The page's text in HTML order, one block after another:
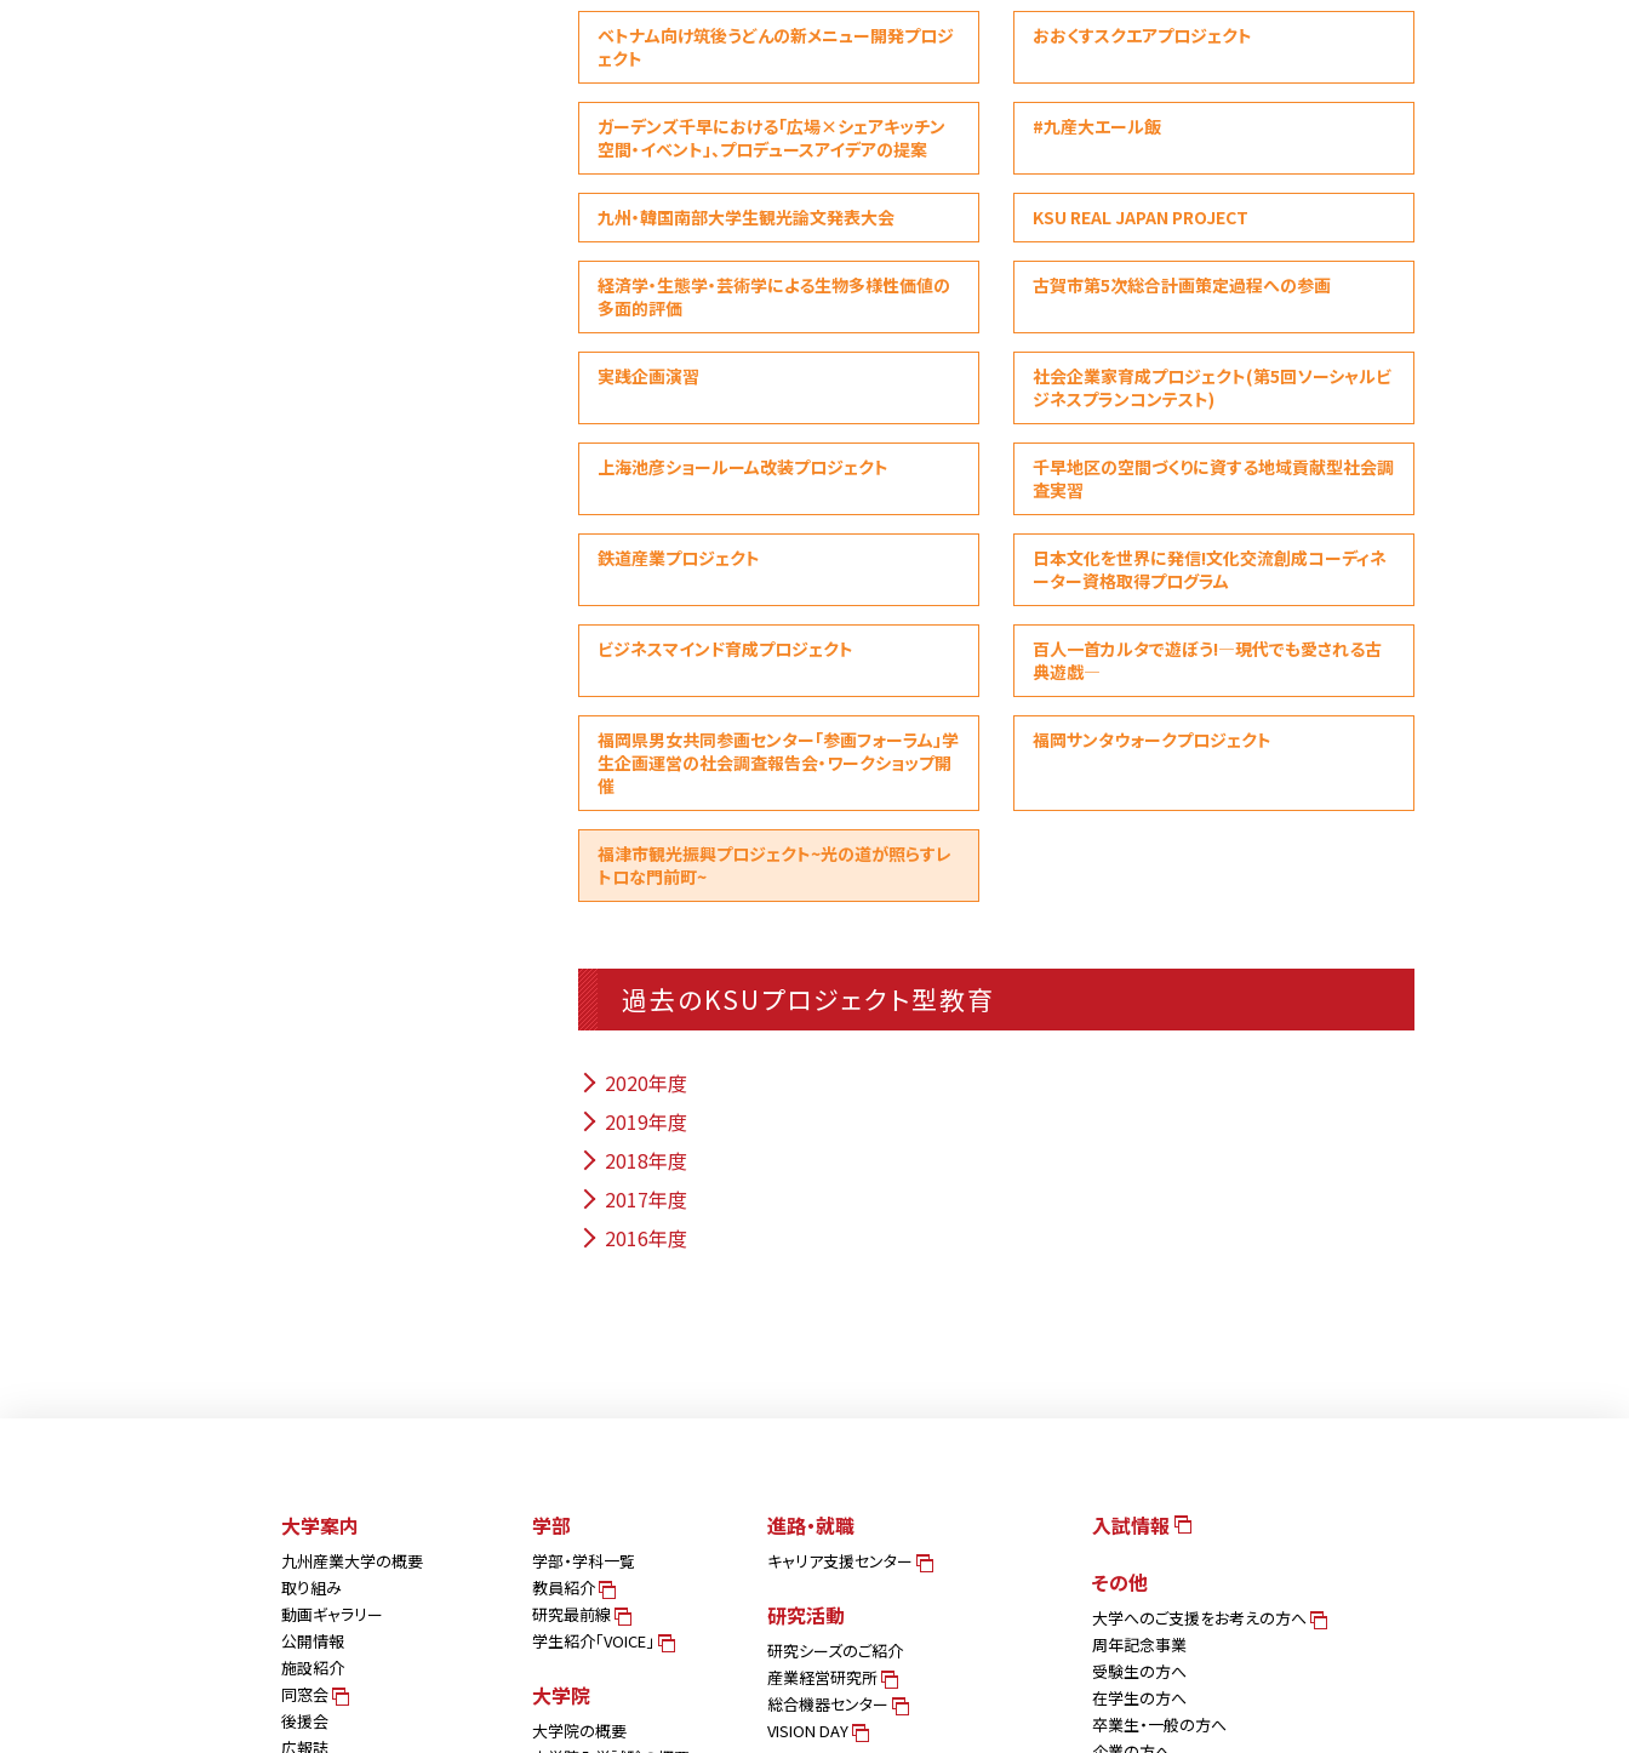
ベトナム向け筑後うどんの新メニュー開発プロジ
ェクト
おおくすスクエアプロジェクト
ガーデンズ千早における「広場×シェアキッチン
空間・イベント」、プロデュースアイデアの提案
#九産大エール飯
九州・韓国南部大学生観光論文発表大会 KSU REAL JAPAN PROJECT
経済学・生態学・芸術学による生物多様性価値の
多面的評価
古賀市第5次総合計画策定過程への参画
実践企画演習
社会企業家育成プロジェクト(第5回ソーシャルビ
ジネスプランコンテスト)
上海池彦ショールーム改装プロジェクト
千早地区の空間づくりに資する地域貢献型社会調
査実習
鉄道産業プロジェクト
日本文化を世界に発信!文化交流創成コーディネ
ーター資格取得プログラム
ビジネスマインド育成プロジェクト
百人一首カルタで遊ぼう!―現代でも愛される古
典遊戯―
福岡県男女共同参画センター「参画フォーラム」学
生企画運営の社会調査報告会・ワークショップ開
催
福岡サンタウォークプロジェクト
福津市観光振興プロジェクト~光の道が照らすレ
トロな門前町~
過去のKSUプロジェクト型教育
2020年度
2019年度
2018年度
2017年度
2016年度
大学案内
九州産業大学の概要
取り組み
動画ギャラリー
公開情報
施設紹介
同窓会
後援会
広報誌
学部
学部・学科一覧
教員紹介
研究最前線
学生紹介「VOICE」
大学院
大学院の概要
進路・就職
キャリア支援センター
研究活動
研究シーズのご紹介
産業経営研究所
総合機器センター
VISION DAY
入試情報
その他
大学へのご支援をお考えの方へ
周年記念事業
受験生の方へ
在学生の方へ
卒業生・一般の方へ